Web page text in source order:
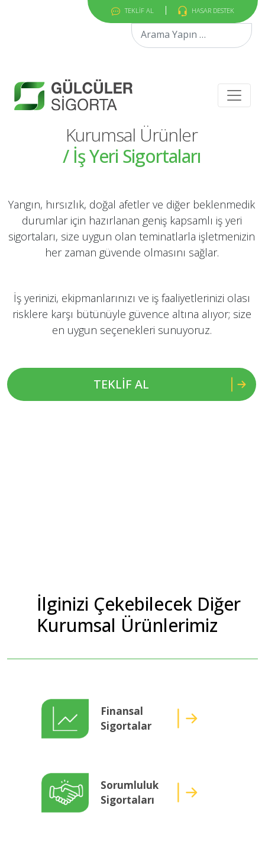
TEKLİF AL HASAR DESTEK
Arama:
Kurumsal Ürünler
/ İş Yeri Sigortaları
Yangın, hırsızlık, doğal afetler ve diğer beklenmedik
durumlar için hazırlanan geniş kapsamlı iş yeri
sigortaları, size uygun olan teminatlarla işletmenizin
her zaman güvende olmasını sağlar.
İş yerinizi, ekipmanlarınızı ve iş faaliyetlerinizi olası
risklere karşı bütünüyle güvence altına alıyor; size
en uygun seçenekleri sunuyoruz.
TEKLİF AL
İlginizi Çekebilecek Diğer
Kurumsal Ürünlerimiz
Finansal
Sigortalar
Sorumluluk
Sigortaları